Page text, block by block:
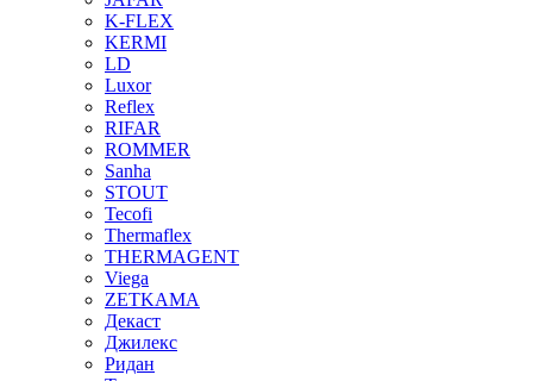
K-FLEX
KERMI
LD
Luxor
Reflex
RIFAR
ROMMER
Sanha
STOUT
Tecofi
Thermaflex
THERMAGENT
Viega
ZETKAMA
Декаст
Джилекс
Ридан